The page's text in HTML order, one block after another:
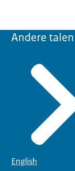
Andere talen
English